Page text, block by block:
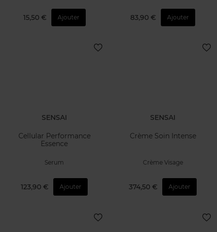
15,50 € Ajouter 83,90 € Ajouter
SENSAI
Cellular Performance
Essence
Serum
123,90 € Ajouter
SENSAI
Crème Soin Intense
Crème Visage
374,50 € Ajouter